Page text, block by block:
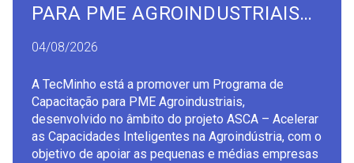
PARA PME AGROINDUSTRIAIS
NO ÂMBITO DO PROJETO ASCA
04/08/2026
A TecMinho está a promover um Programa de
Capacitação para PME Agroindustriais,
desenvolvido no âmbito do projeto ASCA – Acelerar
as Capacidades Inteligentes na Agroindústria, com o
objetivo de apoiar as pequenas e médias empresas